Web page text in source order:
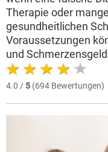
Therapie oder
gesundheitlichen
Voraussetzungen
und
4.0 / 5 (694 Bewertungen)